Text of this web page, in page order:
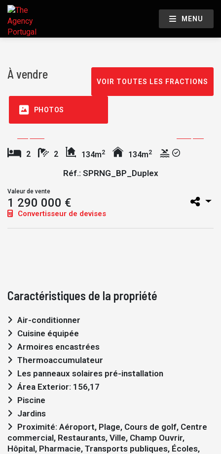
MENU
À vendre
VOIR TOUTES LES FRACTIONS
PHOTOS
2 2 134m2 134m2
Réf.: SPRNG_BP_Duplex
Valeur de vente
1 290 000 €
Convertisseur de devises
Caractéristiques de la propriété
Air-conditionner
Cuisine équipée
Armoires encastrées
Thermoaccumulateur
Les panneaux solaires pré-installation
Área Exterior: 156,17
Piscine
Jardins
commercial, Restaurants, Ville, Champ Ouvrir,
Hôpital, Pharmacie, Transports publiques, Écoles,